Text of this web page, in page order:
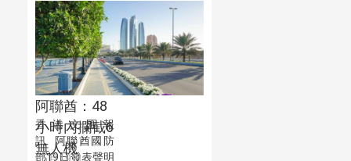
阿聯酋：48
小時內攔截6
無人機
香港文匯報
訊 阿聯酋國防
部19日發表聲明